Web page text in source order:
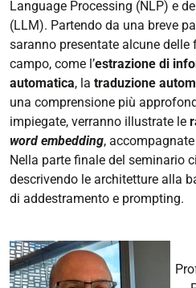
Language Processing (NLP) e
(LLM). Partendo da una breve
saranno presentate alcune
campo, come l’estrazione di
automatica, la traduzione
una comprensione più
impiegate, verranno illustrate le
word embedding,
Nella parte finale del seminario
descrivendo le architetture alla
di addestramento e prompting.